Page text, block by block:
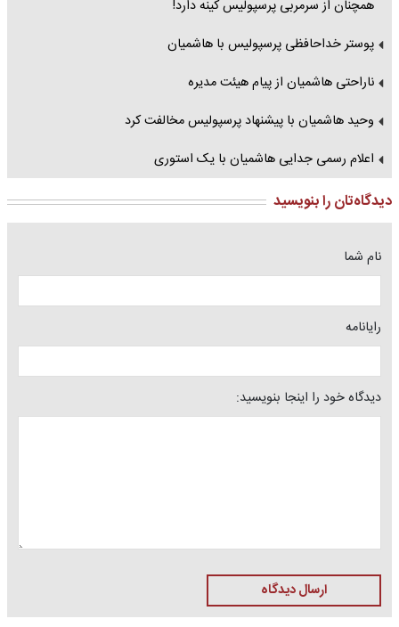
همچنان از سرمربی پرسپولیس کینه دارد!
پوستر خداحافظی پرسپولیس با هاشمیان
ناراحتی هاشمیان از پیام هیئت مدیره
وحید هاشمیان با پیشنهاد پرسپولیس مخالفت کرد
اعلام رسمی جدایی هاشمیان با یک استوری
دیدگاه‌تان را بنویسید
نام شما
رایانامه
دیدگاه خود را اینجا بنویسید:
ارسال دیدگاه